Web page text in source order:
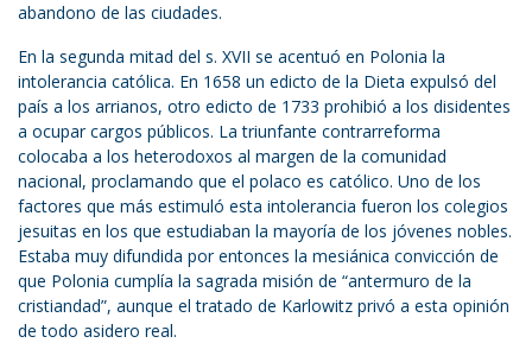
abandono de las ciudades.
En la segunda mitad del s. XVII se acentuó en Polonia la
intolerancia católica. En 1658 un edicto de la Dieta expulsó del
país a los arrianos, otro edicto de 1733 prohibió a los disidentes
a ocupar cargos públicos. La triunfante contrarreforma
colocaba a los heterodoxos al margen de la comunidad
nacional, proclamando que el polaco es católico. Uno de los
factores que más estimuló esta intolerancia fueron los colegios
jesuitas en los que estudiaban la mayoría de los jóvenes nobles.
Estaba muy difundida por entonces la mesiánica convicción de
que Polonia cumplía la sagrada misión de “antermuro de la
cristiandad”, aunque el tratado de Karlowitz privó a esta opinión
de todo asidero real.